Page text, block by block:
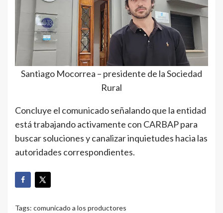
Santiago Mocorrea – presidente de la Sociedad
Rural
Concluye el comunicado señalando que la entidad
está trabajando activamente con CARBAP para
buscar soluciones y canalizar inquietudes hacia las
autoridades correspondientes.
Tags: comunicado a los productores